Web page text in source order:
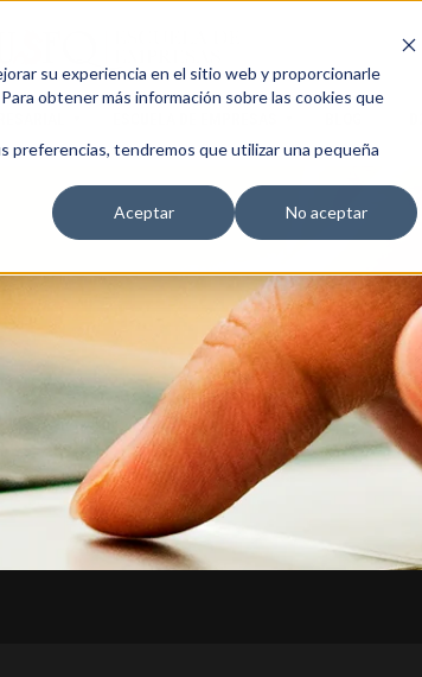
su experiencia en el sitio web y proporcionarle
obtener más información sobre las cookies que
preferencias, tendremos que utilizar una pequeña
Aceptar
No aceptar